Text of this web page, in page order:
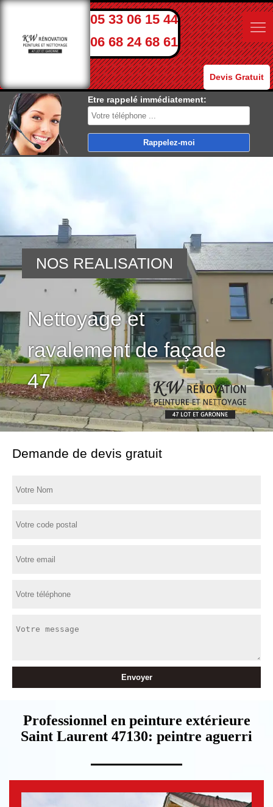
05 33 06 15 44
06 68 24 68 61
Devis Gratuit
Etre rappelé immédiatement:
Nettoyage et
ravalement de façade
47
NOS REALISATION
Demande de devis gratuit
Professionnel en peinture extérieure
Saint Laurent 47130: peintre aguerri